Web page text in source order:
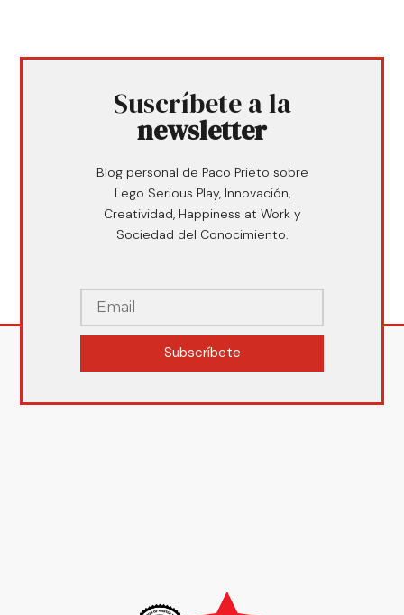
Suscríbete a la
newsletter
Blog personal de Paco Prieto sobre
Lego Serious Play, Innovación,
Creatividad, Happiness at Work y
Sociedad del Conocimiento.
Subscríbete